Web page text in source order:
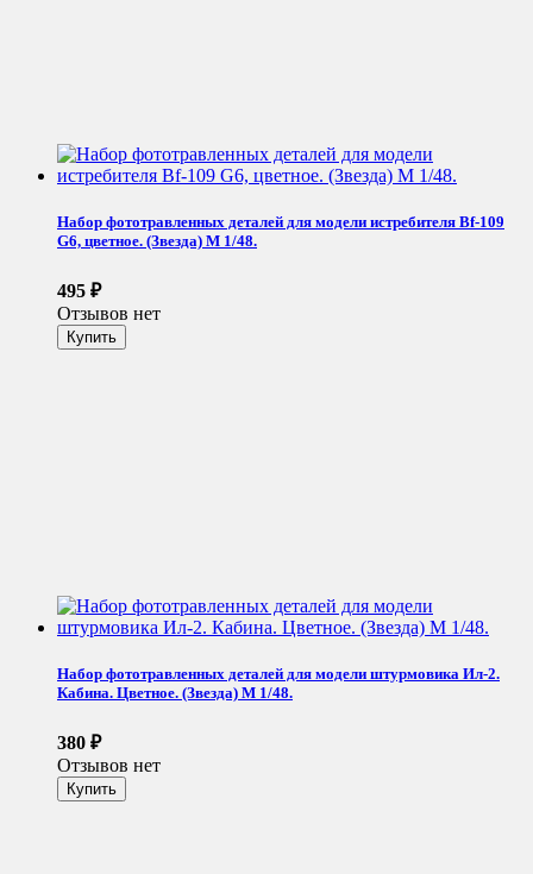
Набор фототравленных деталей для модели истребителя Bf-109
G6, цветное. (Звезда) М 1/48.
495 ₽
Отзывов нет
Набор фототравленных деталей для модели штурмовика Ил-2.
Кабина. Цветное. (Звезда) М 1/48.
380 ₽
Отзывов нет